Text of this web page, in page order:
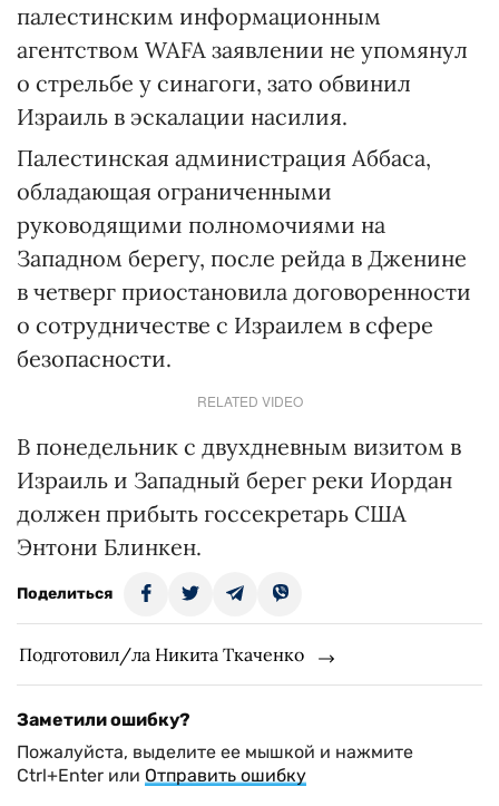
палестинским информационным
агентством WAFA заявлении не упомянул
о стрельбе у синагоги, зато обвинил
Израиль в эскалации насилия.
Палестинская администрация Аббаса,
обладающая ограниченными
руководящими полномочиями на
Западном берегу, после рейда в Дженине
в четверг приостановила договоренности
о сотрудничестве с Израилем в сфере
безопасности.
RELATED VIDEO
В понедельник с двухдневным визитом в
Израиль и Западный берег реки Иордан
должен прибыть госсекретарь США
Энтони Блинкен.
Поделиться
Подготовил/ла Никита Ткаченко
Заметили ошибку?
Пожалуйста, выделите ее мышкой и нажмите
Ctrl+Enter или Отправить ошибку